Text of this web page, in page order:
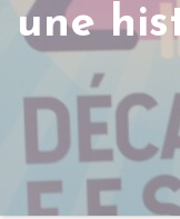
une